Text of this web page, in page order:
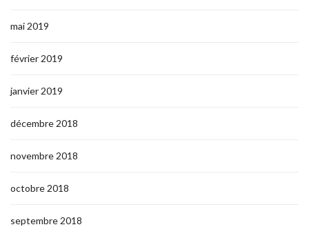
mai 2019
février 2019
janvier 2019
décembre 2018
novembre 2018
octobre 2018
septembre 2018